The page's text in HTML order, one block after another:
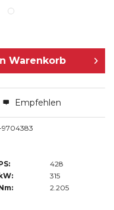
Warenkorb
Empfehlen
9704383
428
315
2.205